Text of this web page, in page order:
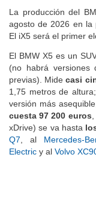
El BMW X5 es un
(no habrá versiones
previas). Midecasi
1,75 metros de
versión más
cuesta 97 200 euros
xDrive) se va hasta
Q7 , al Mercedes-
Electric y al Volvo
La producción del
agosto de 2026 en la
El iX5 será el primer